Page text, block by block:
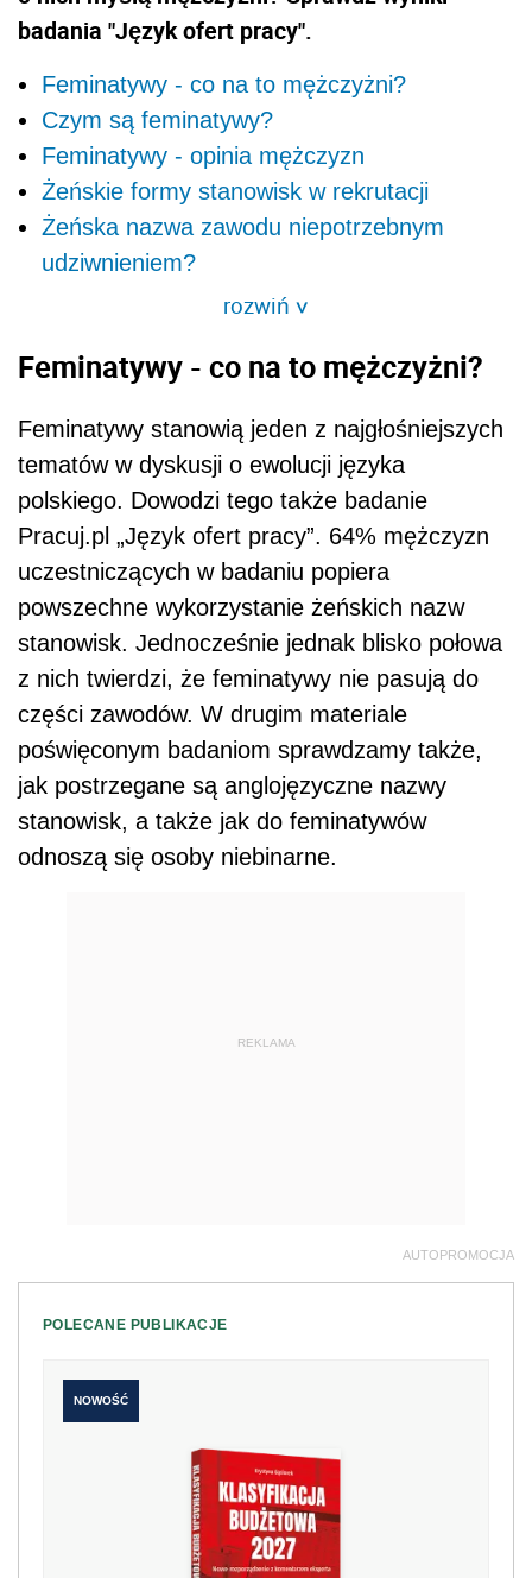
badania "Język ofert pracy".
Feminatywy - co na to mężczyżni?
Czym są feminatywy?
Feminatywy - opinia mężczyzn
Żeńskie formy stanowisk w rekrutacji
Żeńska nazwa zawodu niepotrzebnym
udziwnieniem?
rozwiń>
Feminatywy - co na to mężczyżni?
Feminatywy stanowią jeden z najgłośniejszych
tematów w dyskusji o ewolucji języka
polskiego. Dowodzi tego także badanie
Pracuj.pl „Język ofert pracy”. 64% mężczyzn
uczestniczących w badaniu popiera
powszechne wykorzystanie żeńskich nazw
stanowisk. Jednocześnie jednak blisko połowa
z nich twierdzi, że feminatywy nie pasują do
części zawodów. W drugim materiale
poświęconym badaniom sprawdzamy także,
jak postrzegane są anglojęzyczne nazwy
stanowisk, a także jak do feminatywów
odnoszą się osoby niebinarne.
REKLAMA
AUTOPROMOCJA
POLECANE PUBLIKACJE
NOWOŚĆ